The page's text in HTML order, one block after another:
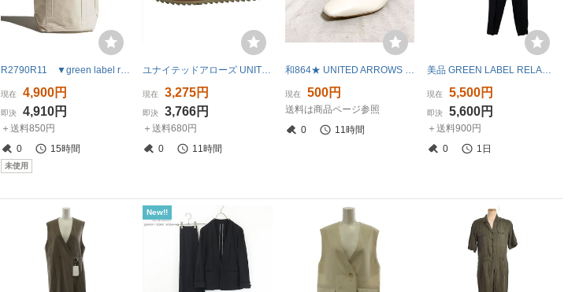
R2790R11 ▼green label relaxing × LL Bean エルエルビーン▼ USA製 キャンバストートバッグ オフホワイト / ユナイテッドアローズ
現在 4,900円
即決 4,910円
＋送料850円
0
15時間
未使用
ユナイテッドアローズ UNITED ARROWS サンダル 38 - レザー ピンクベージュ レディース ビジュー 靴
現在 3,275円
即決 3,766円
＋送料680円
0
11時間
和864★ UNITED ARROWS ユナイテッドアローズ レザー パンプス シューズ 38 日本製 ライトベージュ レディース
現在 500円
送料は商品ページ参照
0
11時間
美品 GREEN LABEL RELAXING グリーンレーベルリラクシング ノーカラージャケット スラックスパンツ セットアップ スーツ 38 ブラック
現在 5,500円
即決 5,600円
＋送料900円
0
1日
New!!